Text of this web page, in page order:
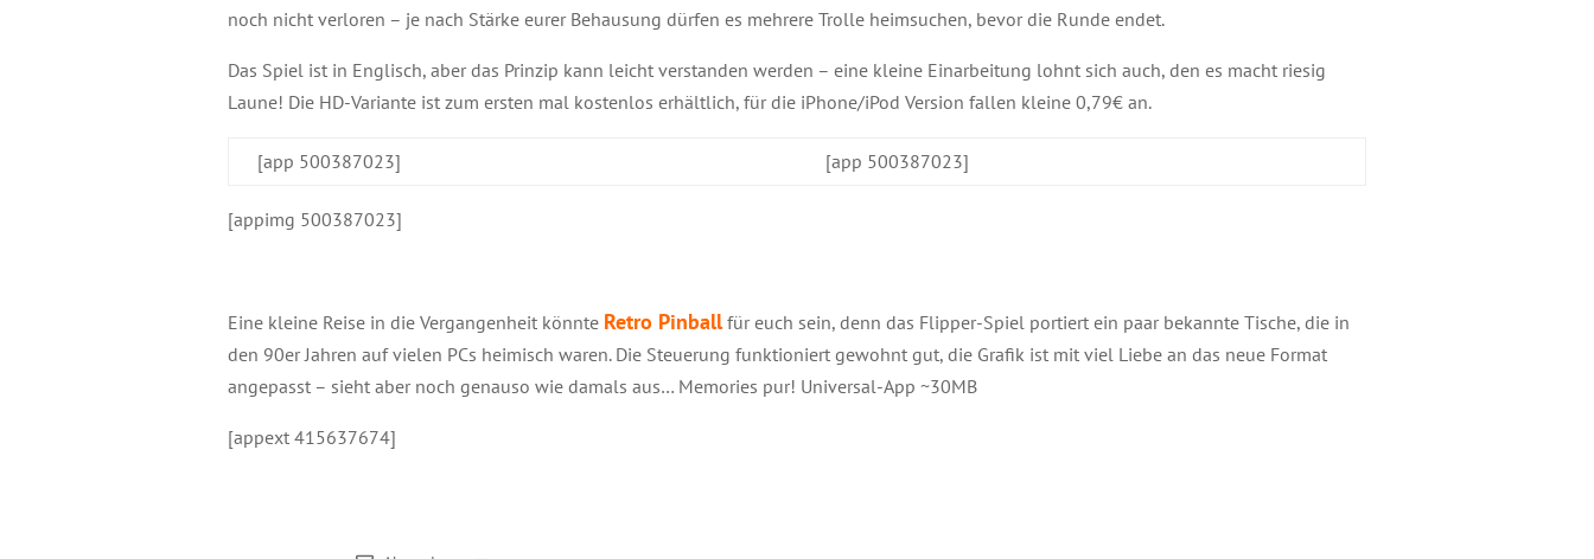
noch nicht verloren – je nach Stärke eurer Behausung dürfen es mehrere Trolle heimsuchen, bevor die Runde endet.
Das Spiel ist in Englisch, aber das Prinzip kann leicht verstanden werden – eine kleine Einarbeitung lohnt sich auch, den es macht riesig
Laune! Die HD-Variante ist zum ersten mal kostenlos erhältlich, für die iPhone/iPod Version fallen kleine 0,79€ an.
[app 500387023] [app 500387023]
[appimg 500387023]
Eine kleine Reise in die Vergangenheit könnte Retro Pinballfür euch sein, denn das Flipper-Spiel portiert ein paar bekannte Tische, die in
den 90er Jahren auf vielen PCs heimisch waren. Die Steuerung funktioniert gewohnt gut, die Grafik ist mit viel Liebe an das neue Format
angepasst – sieht aber noch genauso wie damals aus… Memories pur! Universal-App ~30MB
[appext 415637674]